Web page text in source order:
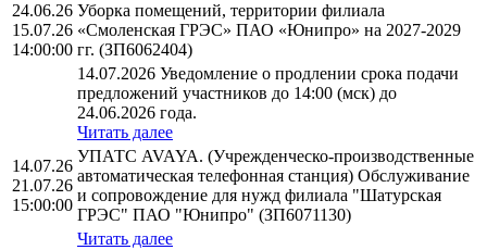
24.06.26
15.07.26
14:00:00
Уборка помещений, территории филиала
«Смоленская ГРЭС» ПАО «Юнипро» на 2027-2029
гг. (ЗП6062404)
14.07.2026 Уведомление о продлении срока подачи
предложений участников до 14:00 (мск) до
24.06.2026 года.
Читать далее
14.07.26
21.07.26
15:00:00
УПАТС AVAYA. (Учрежденческо-производственные
автоматическая телефонная станция) Обслуживание
и сопровождение для нужд филиала "Шатурская
ГРЭС" ПАО "Юнипро" (ЗП6071130)
Читать далее